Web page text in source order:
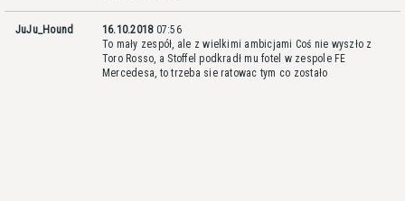
JuJu_Hound 16.10.2018 07:56
To mały zespół, ale z wielkimi ambicjami Coś nie wyszło z
Toro Rosso, a Stoffel podkradł mu fotel w zespole FE
Mercedesa, to trzeba sie ratowac tym co zostało